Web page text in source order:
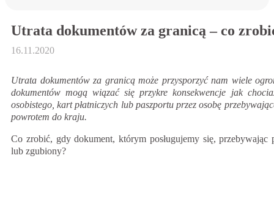
Utrata dokumentów za granicą – co
16.11.2020
Utrata dokumentów za granicą może przysporzyć nam wiele
dokumentów mogą wiązać się przykre konsekwencje jak
osobistego, kart płatniczych lub paszportu przez osobę
powrotem do kraju.
Co zrobić, gdy dokument, którym posługujemy się, przebywając
lub zgubiony?